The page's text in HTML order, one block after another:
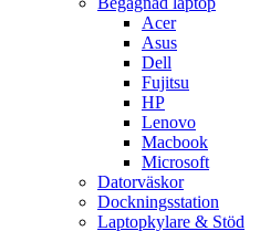
Acer
Asus
Dell
Fujitsu
HP
Lenovo
Macbook
Microsoft
Datorväskor
Dockningsstation
Laptopkylare & Stöd